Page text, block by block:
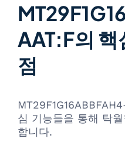
AAT:F의 핵
점
심 기능들을 통해 탁
합니다.